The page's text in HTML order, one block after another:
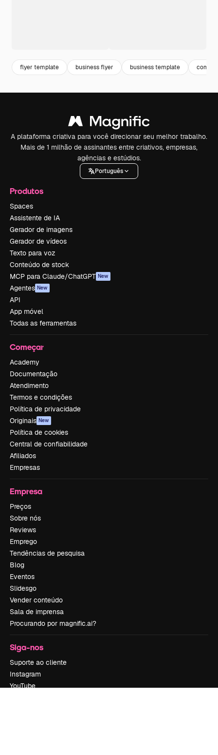
flyer template business flyer business template
A plataforma criativa para você direcionar seu melhor trabalho.
Mais de 1 milhão de assinantes entre criativos, empresas,
agências e estúdios.
Português
Produtos
Spaces
Assistente de IA
Gerador de imagens
Gerador de vídeos
Texto para voz
Conteúdo de stock
MCP para Claude/ChatGPT New
Agentes New
API
App móvel
Todas as ferramentas
Começar
Academy
Documentação
Atendimento
Termos e condições
Política de privacidade
Originais New
Política de cookies
Central de confiabilidade
Afiliados
Empresas
Empresa
Preços
Sobre nós
Reviews
Emprego
Tendências de pesquisa
Blog
Eventos
Slidesgo
Vender conteúdo
Sala de imprensa
Procurando por magnific.ai?
Siga-nos
Suporte ao cliente
Instagram
YouTube